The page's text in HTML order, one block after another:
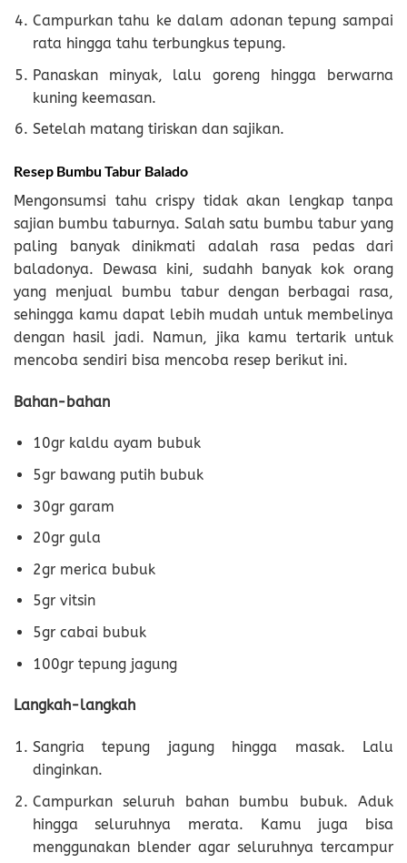
Campurkan tahu ke dalam adonan tepung sampai
rata hingga tahu terbungkus tepung.
Panaskan minyak, lalu goreng hingga berwarna
kuning keemasan.
Setelah matang tiriskan dan sajikan.
Resep Bumbu Tabur Balado
Mengonsumsi tahu crispy tidak akan lengkap tanpa
sajian bumbu taburnya. Salah satu bumbu tabur yang
paling banyak dinikmati adalah rasa pedas dari
baladonya. Dewasa kini, sudahh banyak kok orang
yang menjual bumbu tabur dengan berbagai rasa,
sehingga kamu dapat lebih mudah untuk membelinya
dengan hasil jadi. Namun, jika kamu tertarik untuk
mencoba sendiri bisa mencoba resep berikut ini.
Bahan-bahan
10gr kaldu ayam bubuk
5gr bawang putih bubuk
30gr garam
20gr gula
2gr merica bubuk
5gr vitsin
5gr cabai bubuk
100gr tepung jagung
Langkah-langkah
Sangria tepung jagung hingga masak. Lalu
dinginkan.
Campurkan seluruh bahan bumbu bubuk. Aduk
hingga seluruhnya merata. Kamu juga bisa
menggunakan blender agar seluruhnya tercampur